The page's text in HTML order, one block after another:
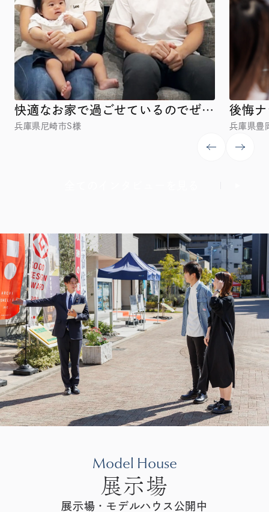
快適なお家で過ごせているのでぜひ
皆さまも来てみてください！
兵庫県尼崎市S様
後悔
だわ
兵庫県豊
Model House
展示場
展示場・モデルハウス公開中